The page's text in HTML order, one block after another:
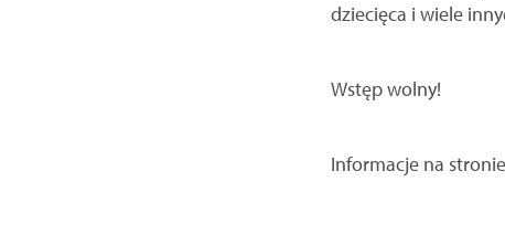
dziecięca i wiele
Wstęp wolny!
Informacje na stronie